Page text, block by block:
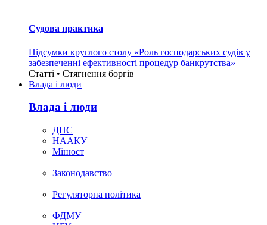
Судова практика
Підсумки круглого столу «Роль господарських судів у
забезпеченні ефективності процедур банкрутства»
Статті • Стягнення боргiв
Влада i люди
Влада i люди
ДПС
НААКУ
Мінюст
Законодавство
Регуляторна політика
ФДМУ